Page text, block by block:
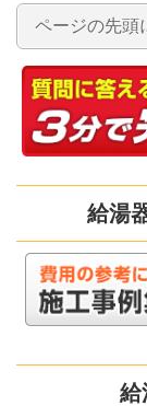
ページの先頭
給湯
給